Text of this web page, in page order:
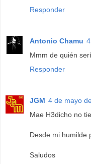
Responder
Antonio Chamu
Mmm de quién
Responder
JGM 4 de mayo
Mae H3dicho no
Desde mi humilde
Saludos